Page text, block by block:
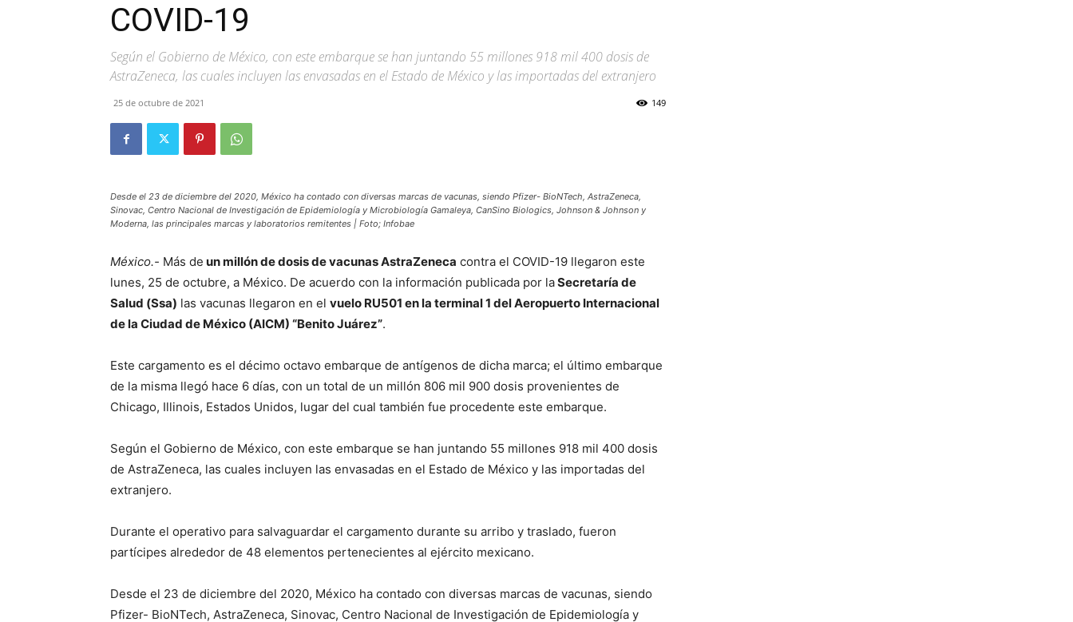
COVID-19
Según el Gobierno de México, con este embarque se han juntando 55 millones 918 mil 400 dosis de
AstraZeneca, las cuales incluyen las envasadas en el Estado de México y las importadas del extranjero
25 de octubre de 2021 149
Desde el 23 de diciembre del 2020, México ha contado con diversas marcas de vacunas, siendo Pfizer- BioNTech, AstraZeneca,
Sinovac, Centro Nacional de Investigación de Epidemiología y Microbiología Gamaleya, CanSino Biologics, Johnson & Johnson y
Moderna, las principales marcas y laboratorios remitentes | Foto; Infobae
México.- Más de un millón de dosis de vacunas AstraZeneca contra el COVID-19 llegaron este
lunes, 25 de octubre, a México. De acuerdo con la información publicada por laSecretaría de
Salud (Ssa) las vacunas llegaron en el vuelo RU501 en la terminal 1 del Aeropuerto Internacional
de la Ciudad de México (AICM) “Benito Juárez”.
Este cargamento es el décimo octavo embarque de antígenos de dicha marca; el último embarque
de la misma llegó hace 6 días, con un total de un millón 806 mil 900 dosis provenientes de
Chicago, Illinois, Estados Unidos, lugar del cual también fue procedente este embarque.
Según el Gobierno de México, con este embarque se han juntando 55 millones 918 mil 400 dosis
de AstraZeneca, las cuales incluyen las envasadas en el Estado de México y las importadas del
extranjero.
Durante el operativo para salvaguardar el cargamento durante su arribo y traslado, fueron
partícipes alrededor de 48 elementos pertenecientes al ejército mexicano.
Desde el 23 de diciembre del 2020, México ha contado con diversas marcas de vacunas, siendo
Pfizer- BioNTech, AstraZeneca, Sinovac, Centro Nacional de Investigación de Epidemiología y